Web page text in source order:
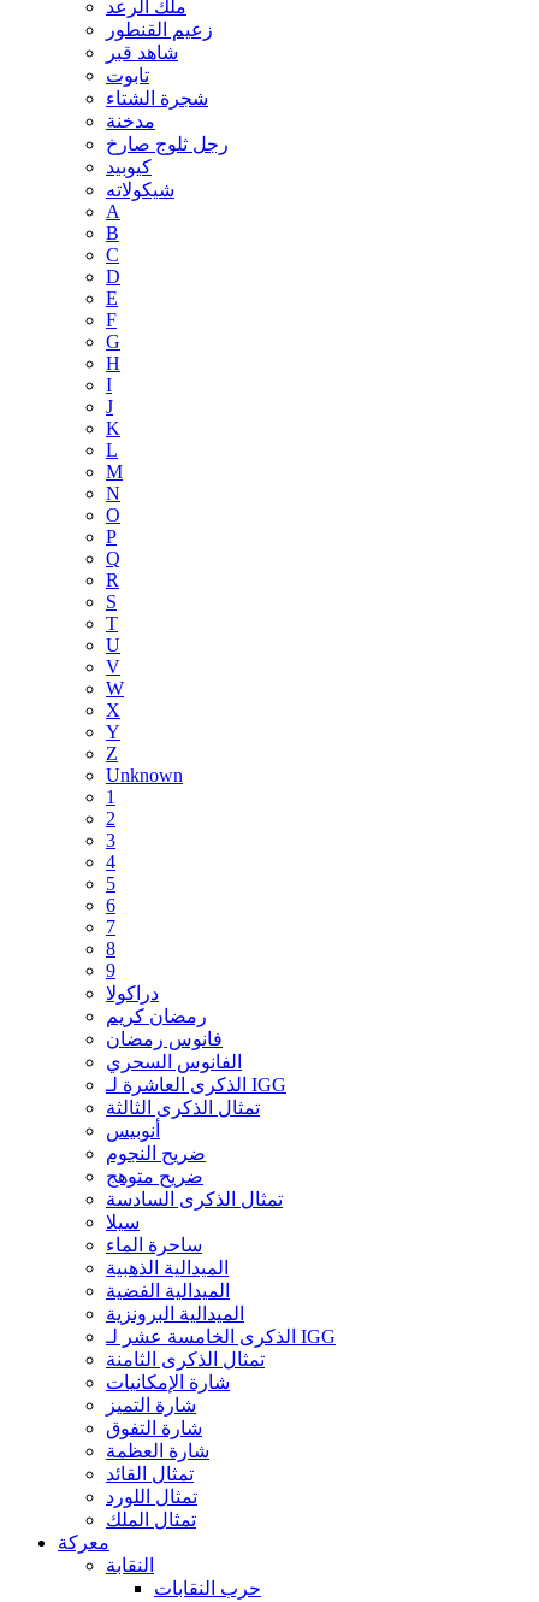
ملك الرعد
زعيم القنطور
شاهد قبر
تابوت
شجرة الشتاء
مدخنة
رجل ثلوج صارخ
كيوبيد
شيكولاته
A
B
C
D
E
F
G
H
I
J
K
L
M
N
O
P
Q
R
S
T
U
V
W
X
Y
Z
Unknown
1
2
3
4
5
6
7
8
9
دراكولا
رمضان كريم
فانوس رمضان
الفانوس السحري
الذكرى العاشرة لـ IGG
تمثال الذكرى الثالثة
أنوبيس
ضريح النجوم
ضريح متوهج
تمثال الذكرى السادسة
سيلا
ساحرة الماء
الميدالية الذهبية
الميدالية الفضية
الميدالية البرونزية
الذكرى الخامسة عشر لـ IGG
تمثال الذكرى الثامنة
شارة الإمكانيات
شارة التميز
شارة التفوق
شارة العظمة
تمثال القائد
تمثال اللورد
تمثال الملك
معركة
النقابة
حرب النقابات